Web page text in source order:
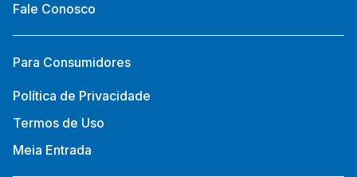
Fale Conosco
Para Consumidores
Política de Privacidade
Termos de Uso
Meia Entrada